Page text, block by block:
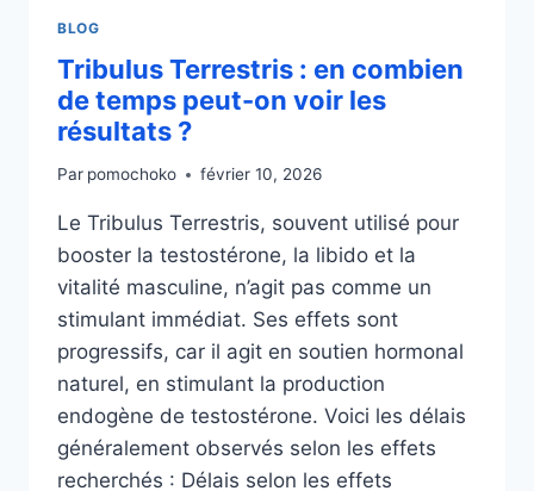
BLOG
Tribulus Terrestris : en combien
de temps peut-on voir les
résultats ?
Par pomochoko février 10, 2026
Le Tribulus Terrestris, souvent utilisé pour
booster la testostérone, la libido et la
vitalité masculine, n’agit pas comme un
stimulant immédiat. Ses effets sont
progressifs, car il agit en soutien hormonal
naturel, en stimulant la production
endogène de testostérone. Voici les délais
généralement observés selon les effets
recherchés : Délais selon les effets